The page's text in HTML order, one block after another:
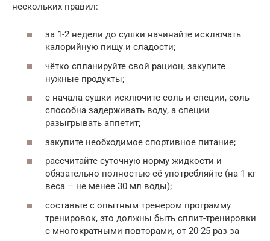
нескольких правил:
за 1-2 недели до сушки начинайте исключать
калорийную пищу и сладости;
чётко спланируйте свой рацион, закупите
нужные продукты;
с начала сушки исключите соль и специи, соль
способна задерживать воду, а специи
разыгрывать аппетит;
закупите необходимое спортивное питание;
рассчитайте суточную норму жидкости и
обязательно полностью её употребляйте (на 1 кг
веса – не менее 30 мл воды);
составьте с опытным тренером программу
тренировок, это должны быть сплит-тренировки
с многократными повторами, от 20-25 раз за